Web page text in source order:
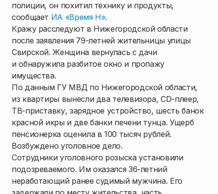
полиции, он похитил технику и продукты,
сообщает ИА «Время Н».
Кражу расследуют в Нижегородской области
после заявления 79-летней жительницы улицы
Свирской. Женщина вернулась с дачи
и обнаружила разбитое окно и пропажу
имущества.
По данным ГУ МВД по Нижегородской области,
из квартиры вынесли два телевизора, CD-плеер,
ТВ-приставку, зарядное устройство, шесть банок
красной икры и две банки печени тунца. Ущерб
пенсионерка оценила в 100 тысяч рублей.
Возбуждено уголовное дело.
Сотрудники уголовного розыска установили
подозреваемого. Им оказался 36-летний
неработающий ранее судимый мужчина. Его